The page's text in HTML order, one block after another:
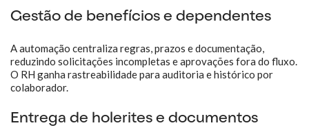
Gestão de benefícios e dependentes
A automação centraliza regras, prazos e documentação,
reduzindo solicitações incompletas e aprovações fora do fluxo.
O RH ganha rastreabilidade para auditoria e histórico por
colaborador.
Entrega de holerites e documentos